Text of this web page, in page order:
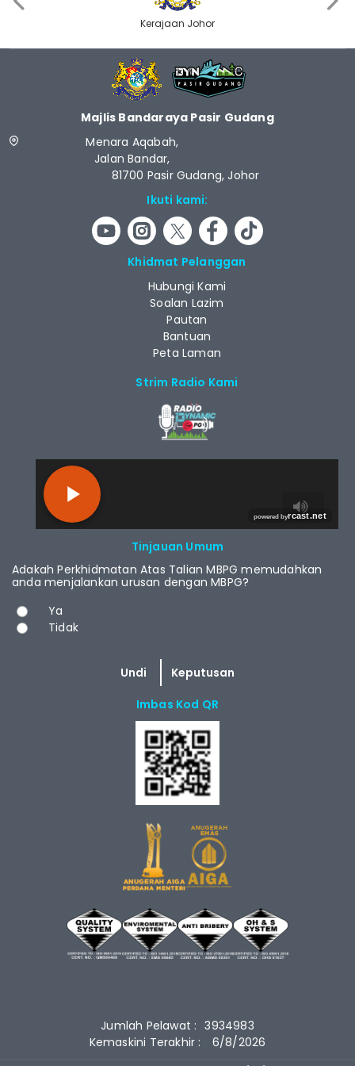
Kerajaan Johor
Majlis Bandaraya Pasir Gudang
Menara Aqabah,
Jalan Bandar,
81700 Pasir Gudang, Johor
Ikuti kami:
Khidmat Pelanggan
Hubungi Kami
Soalan Lazim
Pautan
Bantuan
Peta Laman
Strim Radio Kami
Tinjauan Umum
Adakah Perkhidmatan Atas Talian MBPG memudahkan
anda menjalankan urusan dengan MBPG?
Pilihan
Ya
Tidak
Imbas Kod QR
Jumlah Pelawat : 3934983
Kemaskini Terakhir :
6/8/2026